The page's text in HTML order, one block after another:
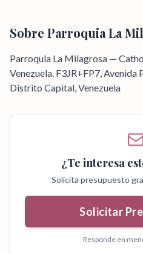
Sobre Parroquia La
Parroquia La Milagrosa —
Venezuela. F3JR+FP7, Avenida
Distrito Capital, Venezuela
¿Te interesa
Solicita presupuesto
Solicitar
Responde en